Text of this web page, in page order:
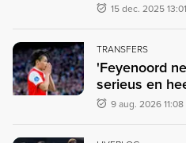
15 dec. 2025 13:01
TRANSFERS
'Feyenoord
serieus en
9 aug. 2026 11:08